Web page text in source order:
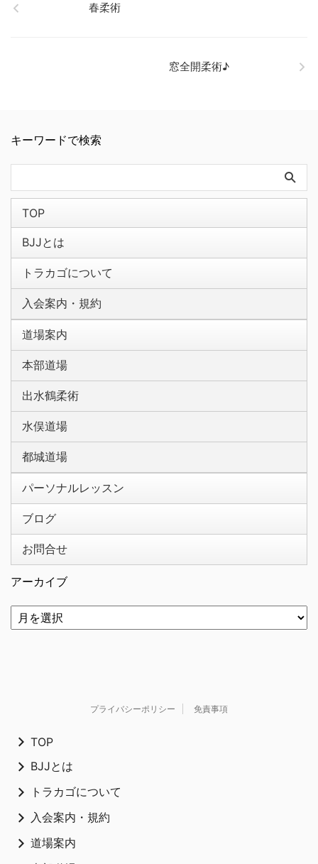
春柔術
窓全開柔術♪
キーワードで検索
TOP
BJJとは
トラカゴについて
入会案内・規約
道場案内
本部道場
出水鶴柔術
水俣道場
都城道場
パーソナルレッスン
ブログ
お問合せ
アーカイブ
プライバシーポリシー 免責事項
TOP
BJJとは
トラカゴについて
入会案内・規約
道場案内